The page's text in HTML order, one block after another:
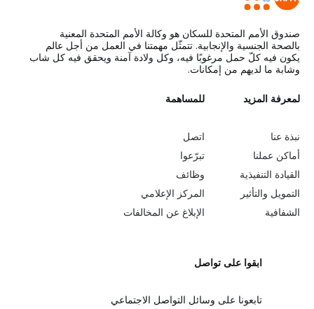
صندوق الأمم المتحدة للسكان هو وكالة الأمم المتحدة المعنية
بالصحة الجنسية والإنجابية. تتمثّل مهمتنا في العمل من أجل عالم
يكون فيه كلّ حمل مرغوبًا فيه، وكل ولادة آمنة ويحقق فيه كل شاب
وشابة ما لديهم من إمكانات.
L
e
a
r
n
لمعرفة المزيد
نبذة عنا
أماكن عملنا
القيادة التنفيذية
التمويل والتأثير
الشفافية
G
o
b
e
y
n
d
للمساهمة
اتصل
تبرّعوا
وظائف
المركز الإعلامي
الإبلاغ عن المخالفات
ابقوا على تواصل
تابعونا على وسائل التواصل الاجتماعي